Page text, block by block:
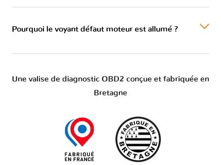
Pourquoi le voyant défaut moteur est allumé ?
Une valise de diagnostic OBD2 conçue et fabriquée en
Bretagne